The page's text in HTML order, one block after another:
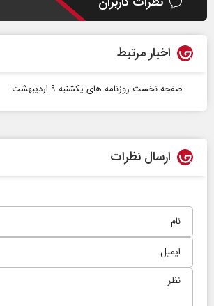
اخبار مرتبط
صفحه نخست روزنامه ها‌ی یکشنبه ۹ اردیبهشت
ارسال نظرات